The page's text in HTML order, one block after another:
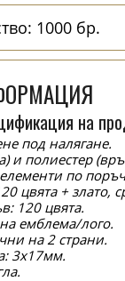
1000 бр.
на
под налягане.
и полиестер
по
цвята + злато,
120 цвята.
емблема/лого.
на 2 страни.
3x17мм.